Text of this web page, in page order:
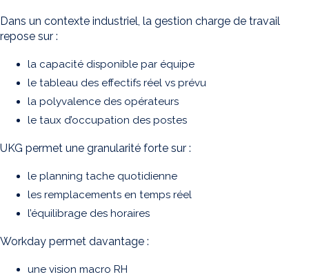
Dans un contexte industriel, la gestion charge de travail
repose sur :
la capacité disponible par équipe
le tableau des effectifs réel vs prévu
la polyvalence des opérateurs
le taux d’occupation des postes
UKG permet une granularité forte sur :
le planning tache quotidienne
les remplacements en temps réel
l’équilibrage des horaires
Workday permet davantage :
une vision macro RH